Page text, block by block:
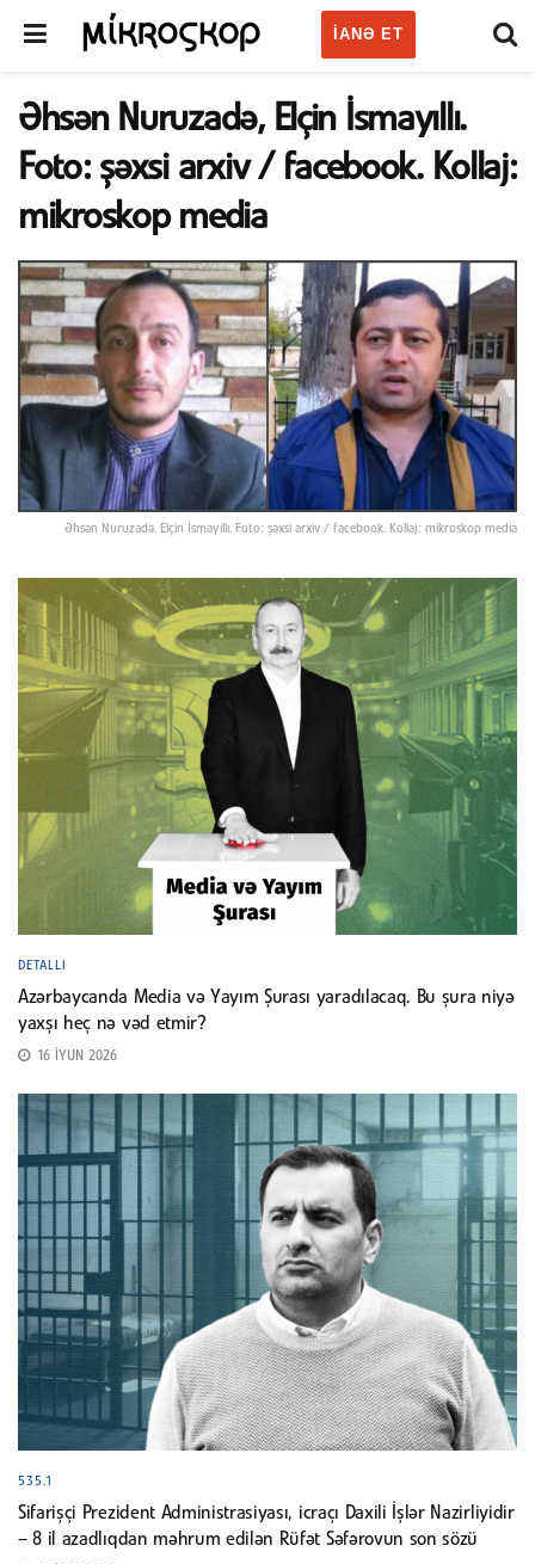
IANƏ ET
Əhsən Nuruzadə, Elçin İsmayıllı.
Foto: şəxsi arxiv / facebook. Kollaj:
mikroskop media
Əhsən Nuruzadə, Elçin İsmayıllı. Foto: şəxsi arxiv / facebook. Kollaj: mikroskop media
DETALLI
Azərbaycanda Media və Yayım Şurası yaradılacaq. Bu şura niyə
yaxşı heç nə vəd etmir?
16 İYUN 2026
535.1
Sifarişçi Prezident Administrasiyası, icraçı Daxili İşlər Nazirliyidir
– 8 il azadlıqdan məhrum edilən Rüfət Səfərovun son sözü